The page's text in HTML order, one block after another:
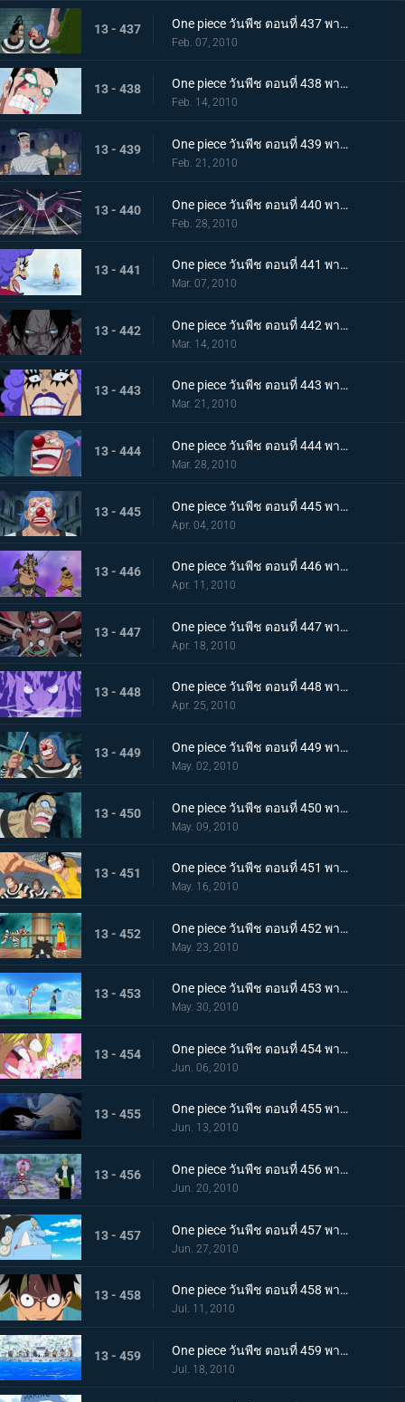
13 - 437 One piece วันพีช ตอนที่ 437 พากย์ไทย เพราะเราคือเพื่อนกัน บอนเครบุกเข้าช่วยอย่างไม่คิดชีวิต
Feb. 07, 2010
13 - 438 One piece วันพีช ตอนที่ 438 พากย์ไทย สรวงสวรรค์ในนรก อิมเพลดาวน์ชั้นที่ 5.5
Feb. 14, 2010
13 - 439 One piece วันพีช ตอนที่ 439 พากย์ไทย เริ่มการรักษาลูฟี่! ด้วยพลังปาฎิหาริย์ของคุณอีวา!
Feb. 21, 2010
13 - 440 One piece วันพีช ตอนที่ 440 พากย์ไทย จงเชื่อในปาฎิหาริย์! เสียงเชียร์จากจิตวิญญาณของบอนเคร
Feb. 28, 2010
13 - 441 One piece วันพีช ตอนที่ 441 พากย์ไทย ลูฟี่ฟื้นคืนชีพ! คุณอีวาเริ่มแผนการแหกคุก!!
Mar. 07, 2010
13 - 442 One piece วันพีช ตอนที่ 442 พากย์ไทย เริ่มการส่งตัวเอส! การต่อสู้ในเลเวล 6 ที่อยู่ลึกสุด!!
Mar. 14, 2010
13 - 443 One piece วันพีช ตอนที่ 443 พากย์ไทย ทีมสุดแกร่งถือกำเนิด! สะเทือนลั่นทั้งอิมเพลดาวน์!
Mar. 21, 2010
13 - 444 One piece วันพีช ตอนที่ 444 พากย์ไทย ความวุ่นวายยิ่งโหมกระหน่ำ! ทีชหนวดดำเข้าจู่โจม!
Mar. 28, 2010
13 - 445 One piece วันพีช ตอนที่ 445 พากย์ไทย การเผชิญหน้าสุดอันตราย! หนวดดำและชิริวแห่งสายฝน!
Apr. 04, 2010
13 - 446 One piece วันพีช ตอนที่ 446 พากย์ไทย ยังไงก็จะไม่ยอมแพ้! ฮันนิบาลเอาจริงแล้ว
Apr. 11, 2010
13 - 447 One piece วันพีช ตอนที่ 447 พากย์ไทย หมัดปืนเจ็ตแห่งความโกรธ! ลูฟี่ ปะทะ หนวดดำ!
Apr. 18, 2010
13 - 448 One piece วันพีช ตอนที่ 448 พากย์ไทย หยุดมาเจลแลนไว้! คุณอีวาเผยไม้ตายก้นหีบ!
Apr. 25, 2010
13 - 449 One piece วันพีช ตอนที่ 449 พากย์ไทย อุบายของมาเจลแลน! แผนป้องกันการแหกคุก!
May. 02, 2010
13 - 450 One piece วันพีช ตอนที่ 450 พากย์ไทย ทีมแหกคุกจนมุม! การขัดขวางของปีศาจพิษร้าย!
May. 09, 2010
13 - 451 One piece วันพีช ตอนที่ 451 พากย์ไทย ปาฏิหาริย์ครั้งสุดท้าย! บุกทะลวงประตูแห่งความยุติธรรม!
May. 16, 2010
13 - 452 One piece วันพีช ตอนที่ 452 พากย์ไทย เป้าหมายคือศูนย์ใหญ่กองทัพเรือ! เตรียมออกเรือไปช่วยเอส!
May. 23, 2010
13 - 453 One piece วันพีช ตอนที่ 453 พากย์ไทย พรรคพวกอยู่ไหนกันบ้าง รายงานจากเกาะเวเธอเรียและสัตว์ไซบอร์ก
May. 30, 2010
13 - 454 One piece วันพีช ตอนที่ 454 พากย์ไทย พรรคพวกอยู่ไหนกันบ้าง นกน้อยของแม่นกยักษ์และการประจันหน้าสีชมพู!
Jun. 06, 2010
13 - 455 One piece วันพีช ตอนที่ 455 พากย์ไทย พรรคพวกอยู่ไหนกันบ้าง กองทัพปฏิวัติและกับดักในป่าชูชก!
Jun. 13, 2010
13 - 456 One piece วันพีช ตอนที่ 456 พากย์ไทย พรรคพวกอยู่ไหนกันบ้าง ป้ายหลุมศพยักษ์และหนี้บุญคุณกางเกงใน
Jun. 20, 2010
13 - 457 One piece วันพีช ตอนที่ 457 พากย์ไทย ตอนพิเศษรำลึกความหลังก่อนถึงศูนย์ใหญ่ - คำสาบานของพี่น้อง!
Jun. 27, 2010
13 - 458 One piece วันพีช ตอนที่ 458 พากย์ไทย ตอนพิเศษรำลึกความหลังก่อนถึงศูนย์ใหญ่ - การรวมตัวของสามพลเรือเอก
Jul. 11, 2010
13 - 459 One piece วันพีช ตอนที่ 459 พากย์ไทย เวลาออกศึกใกล้มาถึง! ทัพแกร่งไร้เทียมทานของกองทัพเรือ!
Jul. 18, 2010